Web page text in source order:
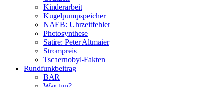
Kinderarbeit
Kugelpumpspeicher
NAEB: Uhrzeitfehler
Photosynthese
Satire: Peter Altmaier
Strompreis
Tschernobyl-Fakten
Rundfunkbeitrag
BAR